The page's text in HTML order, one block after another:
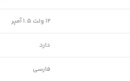
12 ولت 1.5 آمپر
دارد
فارسی